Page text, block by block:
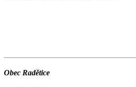
Obec Radětice